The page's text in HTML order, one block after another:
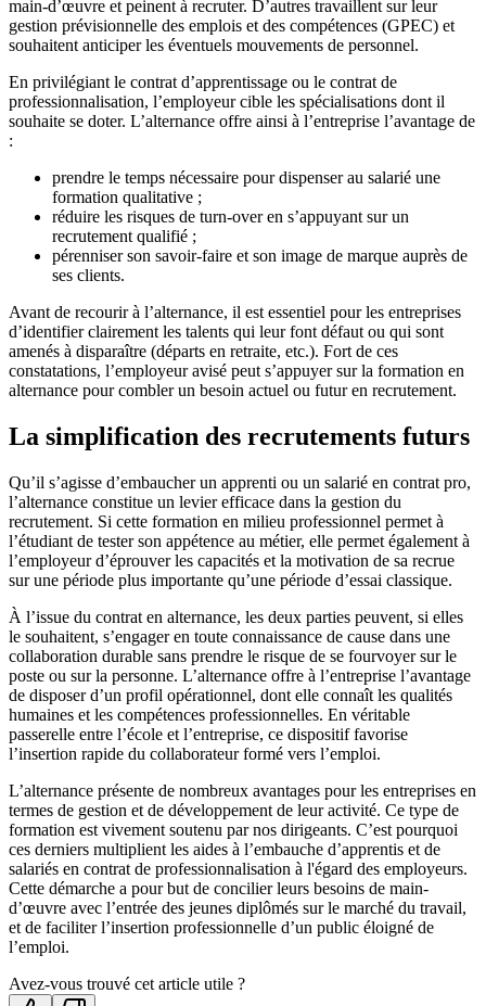
main-d’œuvre et peinent à recruter. D’autres travaillent sur leur
gestion prévisionnelle des emplois et des compétences (GPEC) et
souhaitent anticiper les éventuels mouvements de personnel.
En privilégiant le contrat d’apprentissage ou le contrat de
professionnalisation, l’employeur cible les spécialisations dont il
souhaite se doter. L’alternance offre ainsi à l’entreprise l’avantage de
:
prendre le temps nécessaire pour dispenser au salarié une
formation qualitative ;
réduire les risques de turn-over en s’appuyant sur un
recrutement qualifié ;
pérenniser son savoir-faire et son image de marque auprès de
ses clients.
Avant de recourir à l’alternance, il est essentiel pour les entreprises
d’identifier clairement les talents qui leur font défaut ou qui sont
amenés à disparaître (départs en retraite, etc.). Fort de ces
constatations, l’employeur avisé peut s’appuyer sur la formation en
alternance pour combler un besoin actuel ou futur en recrutement.
La simplification des recrutements futurs
Qu’il s’agisse d’embaucher un apprenti ou un salarié en contrat pro,
l’alternance constitue un levier efficace dans la gestion du
recrutement. Si cette formation en milieu professionnel permet à
l’étudiant de tester son appétence au métier, elle permet également à
l’employeur d’éprouver les capacités et la motivation de sa recrue
sur une période plus importante qu’une période d’essai classique.
À l’issue du contrat en alternance, les deux parties peuvent, si elles
le souhaitent, s’engager en toute connaissance de cause dans une
collaboration durable sans prendre le risque de se fourvoyer sur le
poste ou sur la personne. L’alternance offre à l’entreprise l’avantage
de disposer d’un profil opérationnel, dont elle connaît les qualités
humaines et les compétences professionnelles. En véritable
passerelle entre l’école et l’entreprise, ce dispositif favorise
l’insertion rapide du collaborateur formé vers l’emploi.
L’alternance présente de nombreux avantages pour les entreprises en
termes de gestion et de développement de leur activité. Ce type de
formation est vivement soutenu par nos dirigeants. C’est pourquoi
ces derniers multiplient les aides à l’embauche d’apprentis et de
salariés en contrat de professionnalisation à l'égard des employeurs.
Cette démarche a pour but de concilier leurs besoins de main-
d’œuvre avec l’entrée des jeunes diplômés sur le marché du travail,
et de faciliter l’insertion professionnelle d’un public éloigné de
l’emploi.
Avez-vous trouvé cet article utile ?